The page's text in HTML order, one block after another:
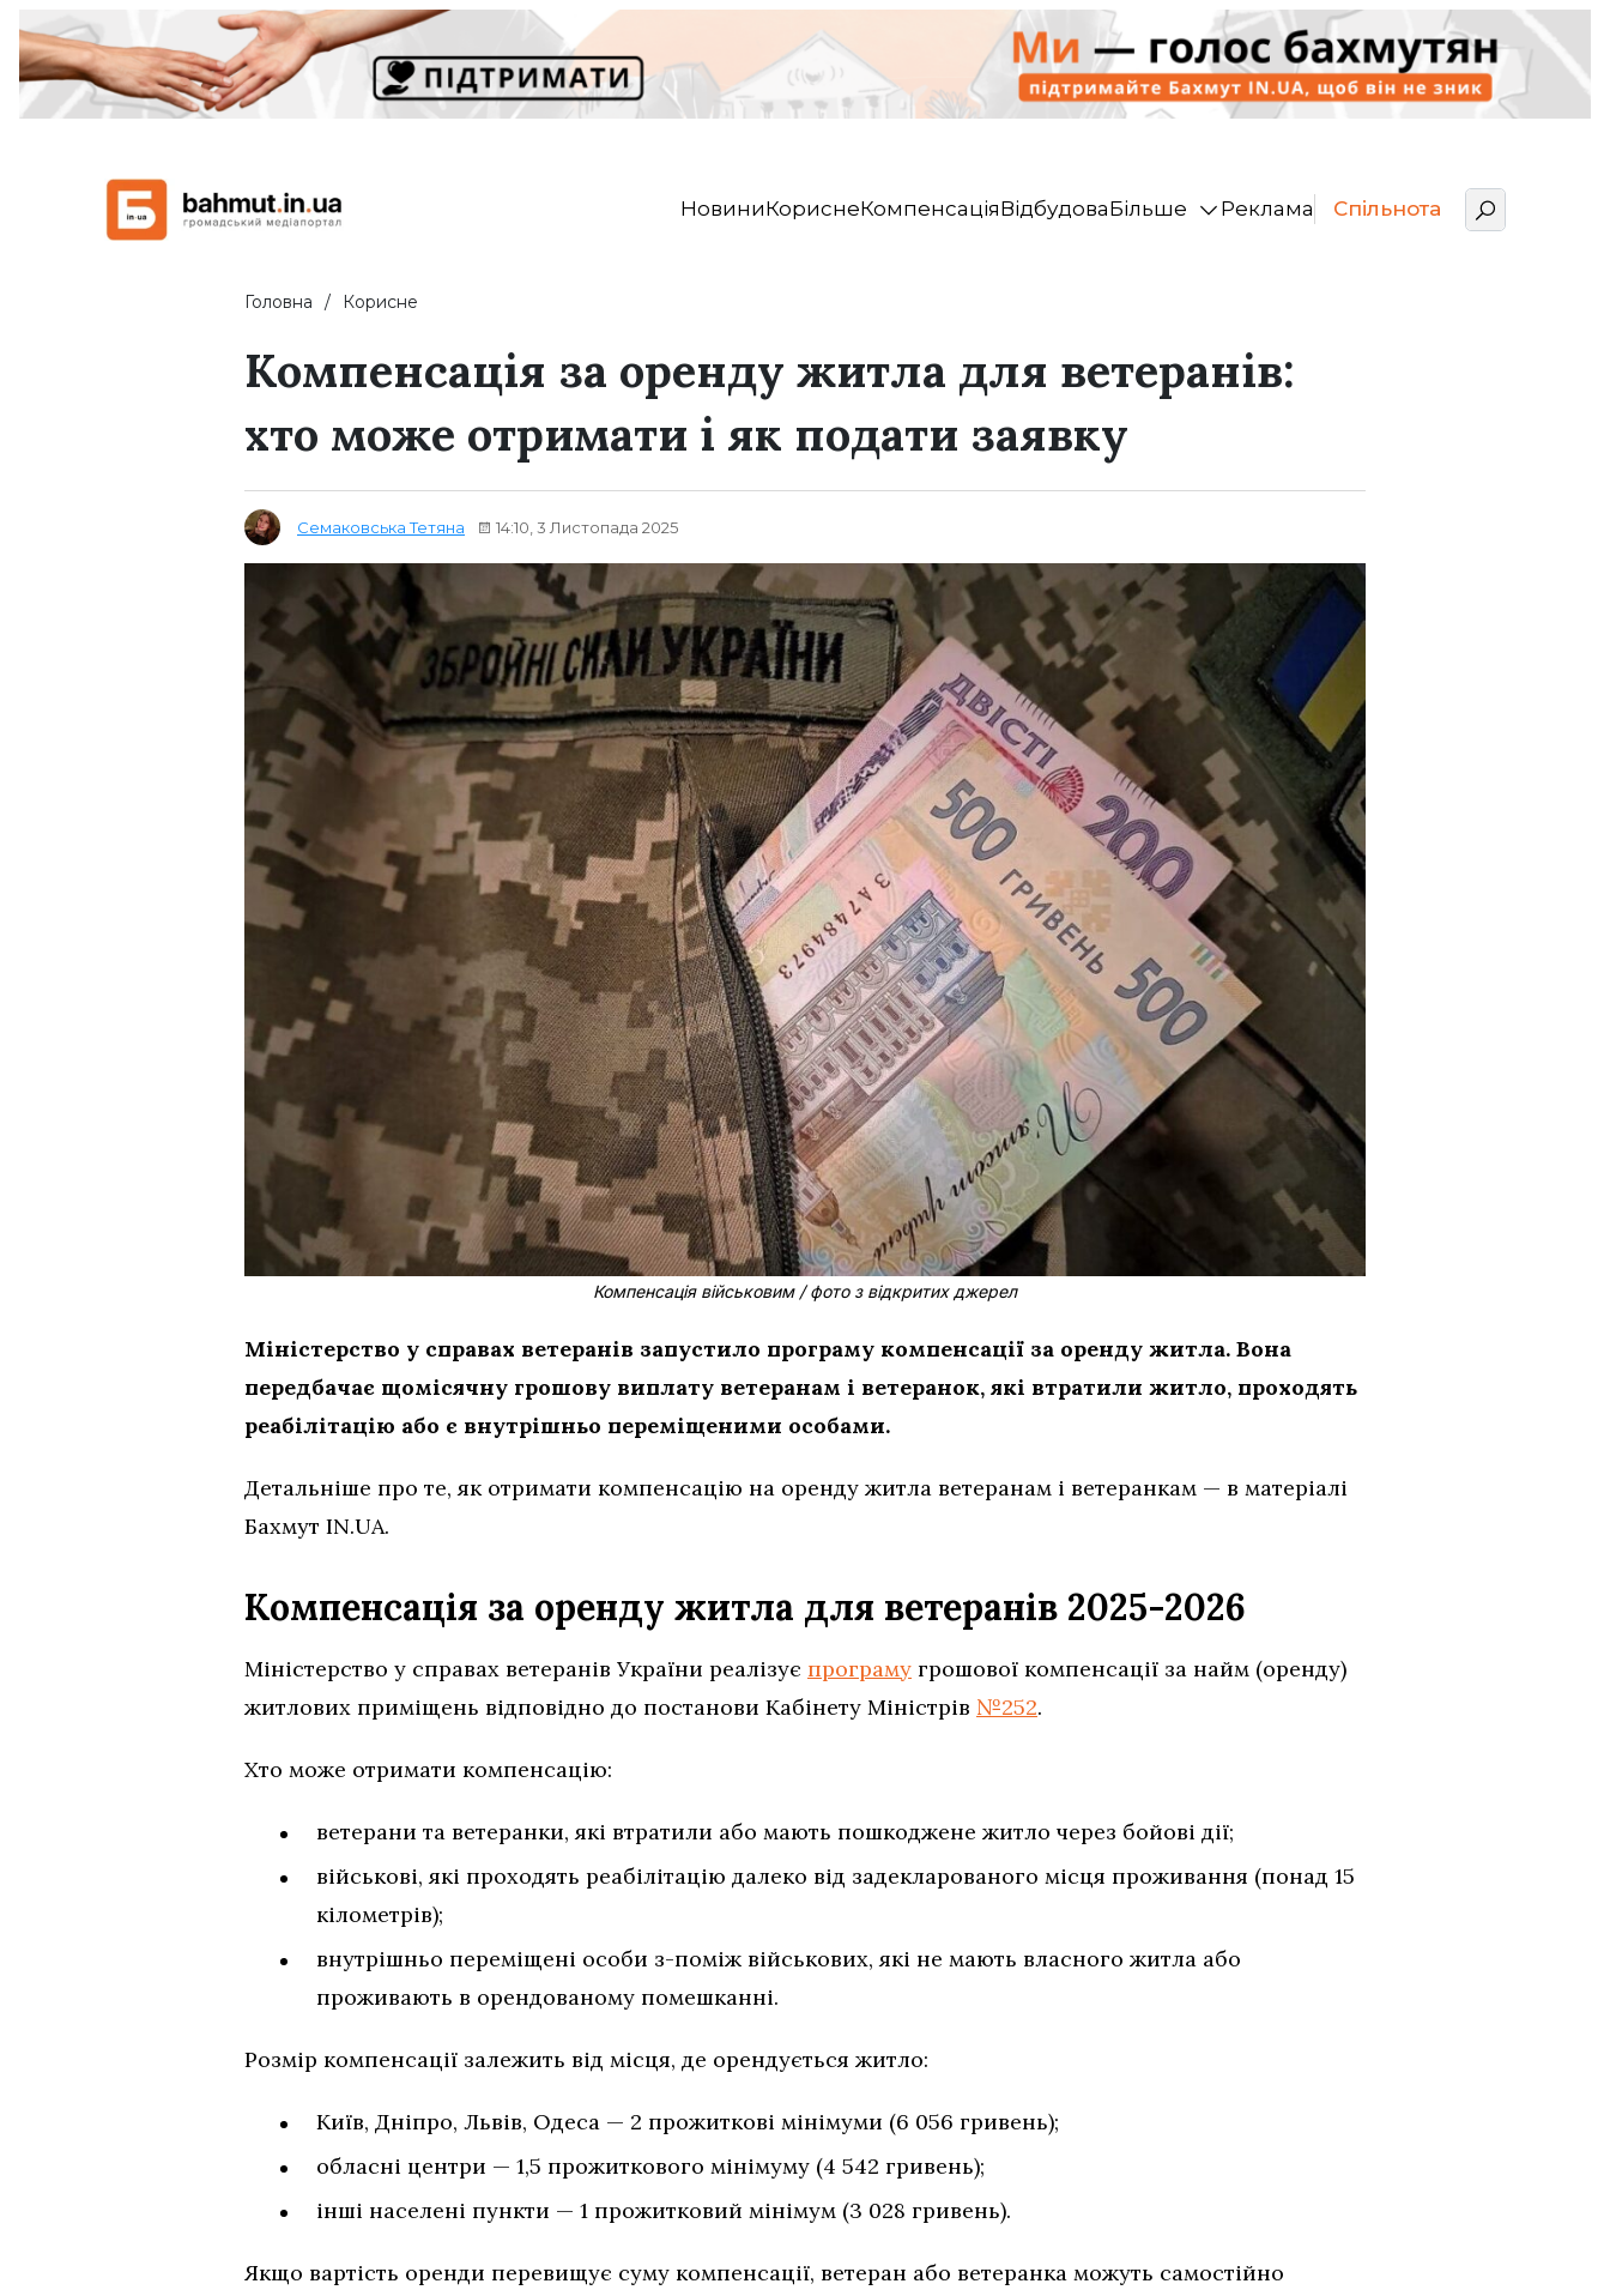
НовиниКориснеКомпенсаціяВідбудоваБільше Реклама Спільнота
Головна Корисне
Компенсація за оренду житла для ветеранів:
хто може отримати і як подати заявку
Семаковська Тетяна 14:10, 3 Листопада 2025
Компенсація військовим / фото з відкритих джерел
Міністерство у справах ветеранів запустило програму компенсації за оренду житла. Вона
передбачає щомісячну грошову виплату ветеранам і ветеранок, які втратили житло, проходять
реабілітацію або є внутрішньо переміщеними особами.
Детальніше про те, як отримати компенсацію на оренду житла ветеранам і ветеранкам — в матеріалі
Бахмут IN.UA.
Компенсація за оренду житла для ветеранів 2025-2026
Міністерство у справах ветеранів України реалізує програму грошової компенсації за найм (оренду)
житлових приміщень відповідно до постанови Кабінету Міністрів №252.
Хто може отримати компенсацію:
ветерани та ветеранки, які втратили або мають пошкоджене житло через бойові дії;
військові, які проходять реабілітацію далеко від задекларованого місця проживання (понад 15
кілометрів);
внутрішньо переміщені особи з-поміж військових, які не мають власного житла або
проживають в орендованому помешканні.
Розмір компенсації залежить від місця, де орендується житло:
Київ, Дніпро, Львів, Одеса — 2 прожиткові мінімуми (6 056 гривень);
обласні центри — 1,5 прожиткового мінімуму (4 542 гривень);
інші населені пункти — 1 прожитковий мінімум (3 028 гривень).
Якщо вартість оренди перевищує суму компенсації, ветеран або ветеранка можуть самостійно